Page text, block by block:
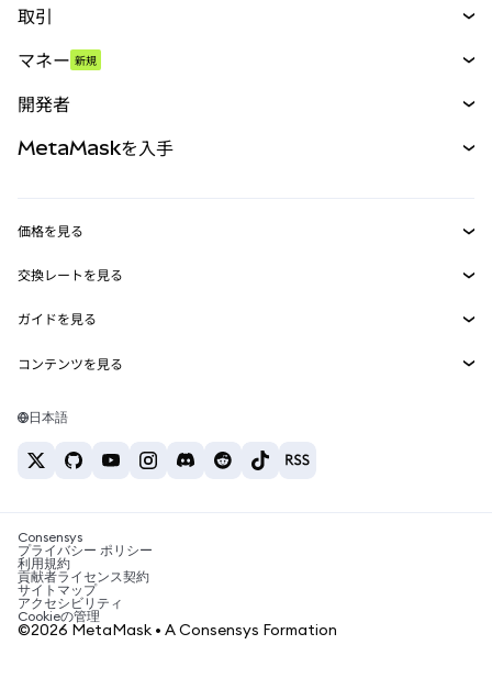
取引
パーペチュアル
RWA
マネー 新規
開発者
MetaMask Connect
Snaps
Web3サービス
MetaMaskを入手
セキュリティ
サポート
キャリア
お問い合わせ
価格を見る
イーサリアムの価格
Solanaの価格
Tetherの価格
交換レートを見る
ETH→USD
USDT→INR
BTC→INR
ETH→USDT
ガイドを見る
ETHの購入
USDTの購入
SHIBの購入
BNBの購入
コンテンツを見る
Solanaウォレット
税制関連ニュース
暗号資産の購入方法は？
ビットコインを売るには？
日本語
Consensys
プライバシー ポリシー
利用規約
貢献者ライセンス契約
サイトマップ
アクセシビリティ
Cookieの管理
©2026 MetaMask • A Consensys Formation